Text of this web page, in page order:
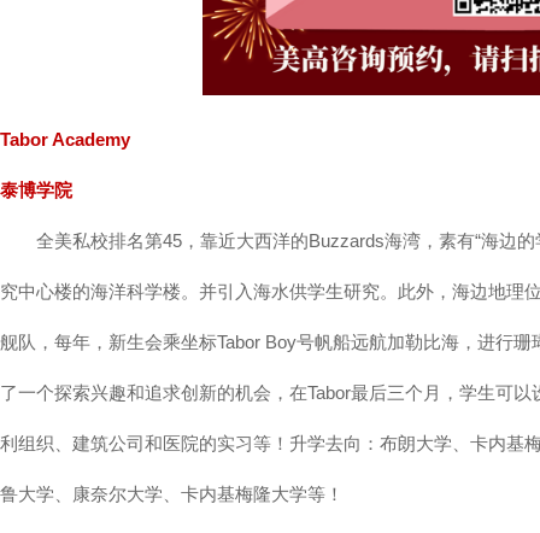
Tabor Academy
泰博学院
全美私校排名第45，靠近大西洋的Buzzards海湾，素有“海边的
究中心楼的海洋科学楼。并引入海水供学生研究。此外，海边地理
舰队，每年，新生会乘坐标Tabor Boy号帆船远航加勒比海，进行
了一个探索兴趣和追求创新的机会，在Tabor最后三个月，学生可
利组织、建筑公司和医院的实习等！升学去向：布朗大学、卡内基
鲁大学、康奈尔大学、卡内基梅隆大学等！